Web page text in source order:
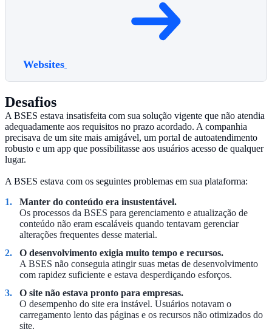
Websites
Desafios
A BSES estava insatisfeita com sua solução vigente que não atendia
adequadamente aos requisitos no prazo acordado. A companhia
precisava de um site mais amigável, um portal de autoatendimento
robusto e um app que possibilitasse aos usuários acesso de qualquer
lugar.
A BSES estava com os seguintes problemas em sua plataforma:
Manter do conteúdo era insustentável.
Os processos da BSES para gerenciamento e atualização de
conteúdo não eram escaláveis quando tentavam gerenciar
alterações frequentes desse material.
O desenvolvimento exigia muito tempo e recursos.
A BSES não conseguia atingir suas metas de desenvolvimento
com rapidez suficiente e estava desperdiçando esforços.
O site não estava pronto para empresas.
O desempenho do site era instável. Usuários notavam o
carregamento lento das páginas e os recursos não otimizados do
site.